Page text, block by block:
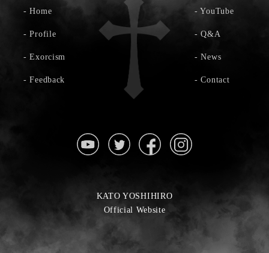
-Home
-Profile
-Exorcism
-Feedback
-YouTube
-Q&A
-News
-Contact
KATO YOSHIHIRO
Official Website